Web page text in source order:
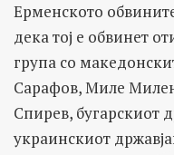
Ерменското
дека тој е обвинет
група со
Сарафов, Миле
Спирев, бугарскиот
украинскиот